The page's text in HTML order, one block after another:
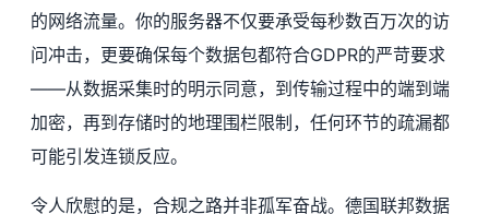
的网络流量。你的服务器不仅要承受每秒数百万次的访
问冲击，更要确保每个数据包都符合GDPR的严苛要求
——从数据采集时的明示同意，到传输过程中的端到端
加密，再到存储时的地理围栏限制，任何环节的疏漏都
可能引发连锁反应。
令人欣慰的是，合规之路并非孤军奋战。德国联邦数据